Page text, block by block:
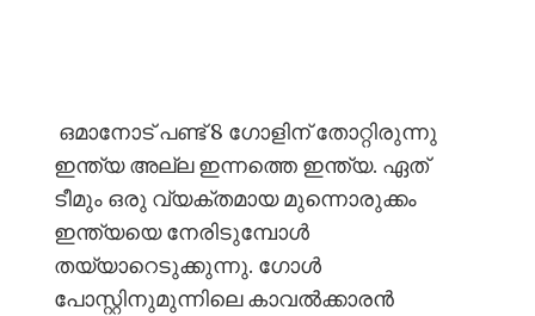
ഒമാനോട് പണ്ട് 8 ഗോളിന് തോറ്റിരുന്നു
ഇന്ത്യ അല്ല ഇന്നത്തെ ഇന്ത്യ. ഏത്
ടീമും ഒരു വ്യക്തമായ മുന്നൊരുക്കം
ഇന്ത്യയെ നേരിടുമ്പോൾ
തയ്യാറെടുക്കുന്നു. ഗോൾ
പോസ്റ്റിനുമുന്നിലെ കാവൽക്കാരൻ